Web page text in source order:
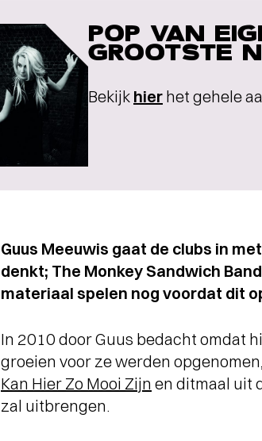
POP VAN
GROOTSTE
Bekijk hier het gehele
Guus Meeuwis gaat de clubs in
denkt; The Monkey Sandwich
materiaal spelen nog voordat dit
In 2010 door Guus bedacht omdat
groeien voor ze werden
Kan Hier Zo Mooi Zijn en ditmaal uit
zal uitbrengen.